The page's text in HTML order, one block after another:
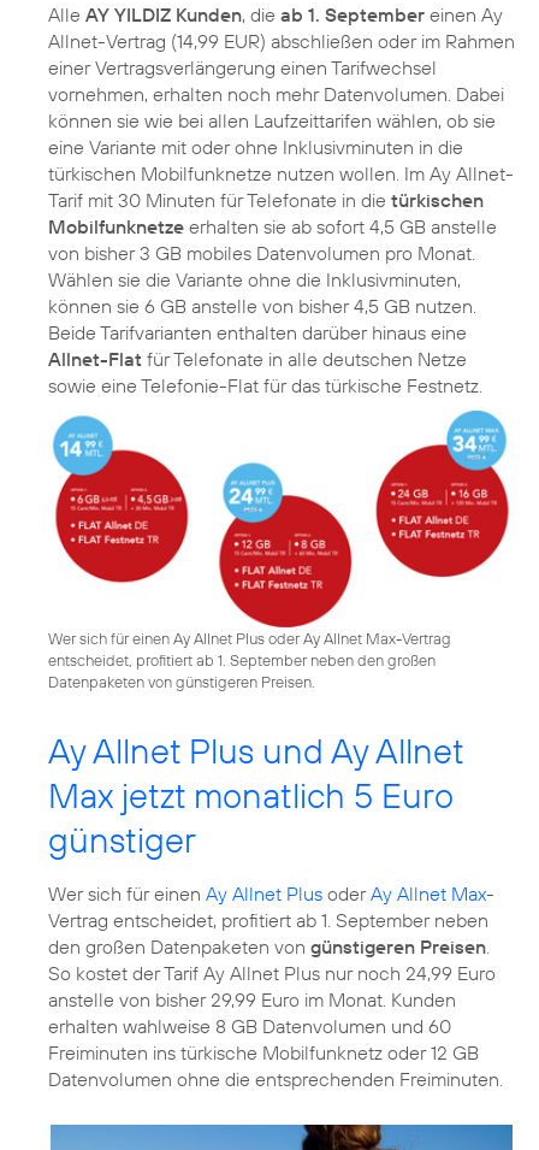
Alle AY YILDIZ Kunden, die ab 1. September einen Ay
Allnet-Vertrag (14,99 EUR) abschließen oder im Rahmen
einer Vertragsverlängerung einen Tarifwechsel
vornehmen, erhalten noch mehr Datenvolumen. Dabei
können sie wie bei allen Laufzeittarifen wählen, ob sie
eine Variante mit oder ohne Inklusivminuten in die
türkischen Mobilfunknetze nutzen wollen. Im Ay Allnet-
Tarif mit 30 Minuten für Telefonate in die türkischen
Mobilfunknetze erhalten sie ab sofort 4,5 GB anstelle
von bisher 3 GB mobiles Datenvolumen pro Monat.
Wählen sie die Variante ohne die Inklusivminuten,
können sie 6 GB anstelle von bisher 4,5 GB nutzen.
Beide Tarifvarianten enthalten darüber hinaus eine
Allnet-Flat für Telefonate in alle deutschen Netze
sowie eine Telefonie-Flat für das türkische Festnetz.
Wer sich für einen Ay Allnet Plus oder Ay Allnet Max-Vertrag
entscheidet, profitiert ab 1. September neben den großen
Datenpaketen von günstigeren Preisen.
Ay Allnet Plus und Ay Allnet
Max jetzt monatlich 5 Euro
günstiger
Wer sich für einen Ay Allnet Plus oderAy Allnet Max-
Vertrag entscheidet, profitiert ab 1. September neben
den großen Datenpaketen von günstigeren Preisen
So kostet der Tarif Ay Allnet Plus nur noch 24,99 Euro
anstelle von bisher 29,99 Euro im Monat. Kunden
erhalten wahlweise 8 GB Datenvolumen und 60
Freiminuten ins türkische Mobilfunknetz oder 12 GB
Datenvolumen ohne die entsprechenden Freiminuten.